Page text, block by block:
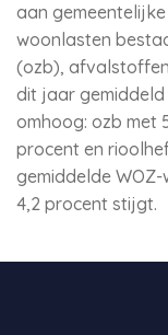
aan
woonlasten
(ozb),
dit jaar
omhoog: ozb met
procent en
gemiddelde
4,2 procent stijgt.